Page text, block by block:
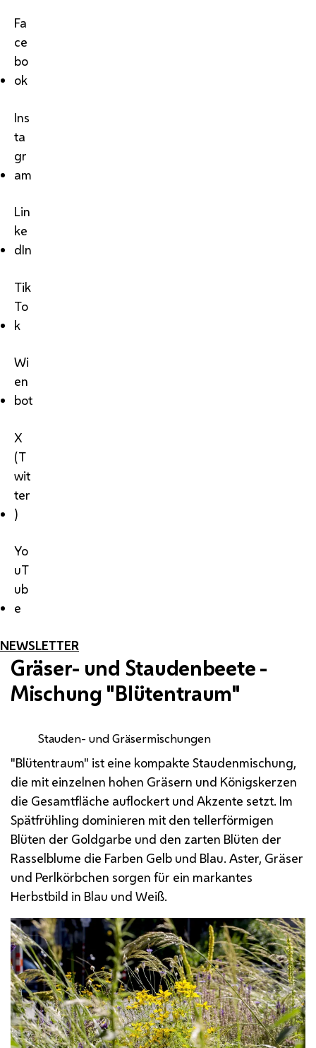
Fa
ce
bo
ok
Ins
ta
gr
am
Lin
ke
dIn
Tik
To
k
Wi
en
bot
X
(T
wit
ter
)
Yo
uT
ub
e
NEWSLETTER
Gräser- und Staudenbeete -
Mischung "Blütentraum"
Stauden- und Gräsermischungen
"Blütentraum" ist eine kompakte Staudenmischung,
die mit einzelnen hohen Gräsern und Königskerzen
die Gesamtfläche auflockert und Akzente setzt. Im
Spätfrühling dominieren mit den tellerförmigen
Blüten der Goldgarbe und den zarten Blüten der
Rasselblume die Farben Gelb und Blau. Aster, Gräser
und Perlkörbchen sorgen für ein markantes
Herbstbild in Blau und Weiß.